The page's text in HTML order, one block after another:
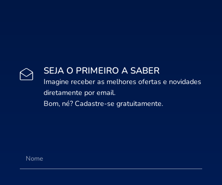
SEJA O PRIMEIRO A SABER
Imagine receber as melhores ofertas e novidades
diretamente por email.
Bom, né? Cadastre-se gratuitamente.